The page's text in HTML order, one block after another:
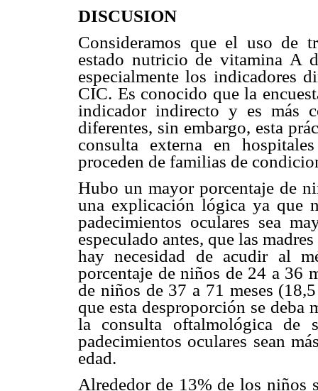
DISCUSION
Consideramos que el uso de
estado nutricio de vitamina A
especialmente los indicadores
CIC. Es conocido que la
indicador indirecto y es más
diferentes, sin embargo, esta
consulta externa en
proceden de familias de
Hubo un mayor porcentaje de
una explicación lógica ya que
padecimientos oculares sea
especulado antes, que las
hay necesidad de acudir al
porcentaje de niños de 24 a 36
de niños de 37 a 71 meses
que esta desproporción se deba
la consulta oftalmológica de
padecimientos oculares sean
edad.
Alrededor de 13% de los niños